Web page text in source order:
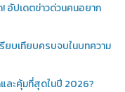
อัปเดตข่าวด่วนคนอยาก
ยบเทียบครบจบในบทความ
และคุ้มที่สุดในปี 2026?